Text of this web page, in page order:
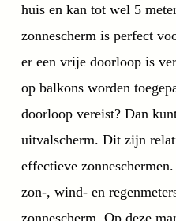
huis en kan tot wel 5
zonnescherm is perfect
er een vrije doorloop is
op balkons worden
doorloop vereist? Dan
uitvalscherm. Dit zijn
effectieve
zon-, wind- en
zonnescherm. Op deze